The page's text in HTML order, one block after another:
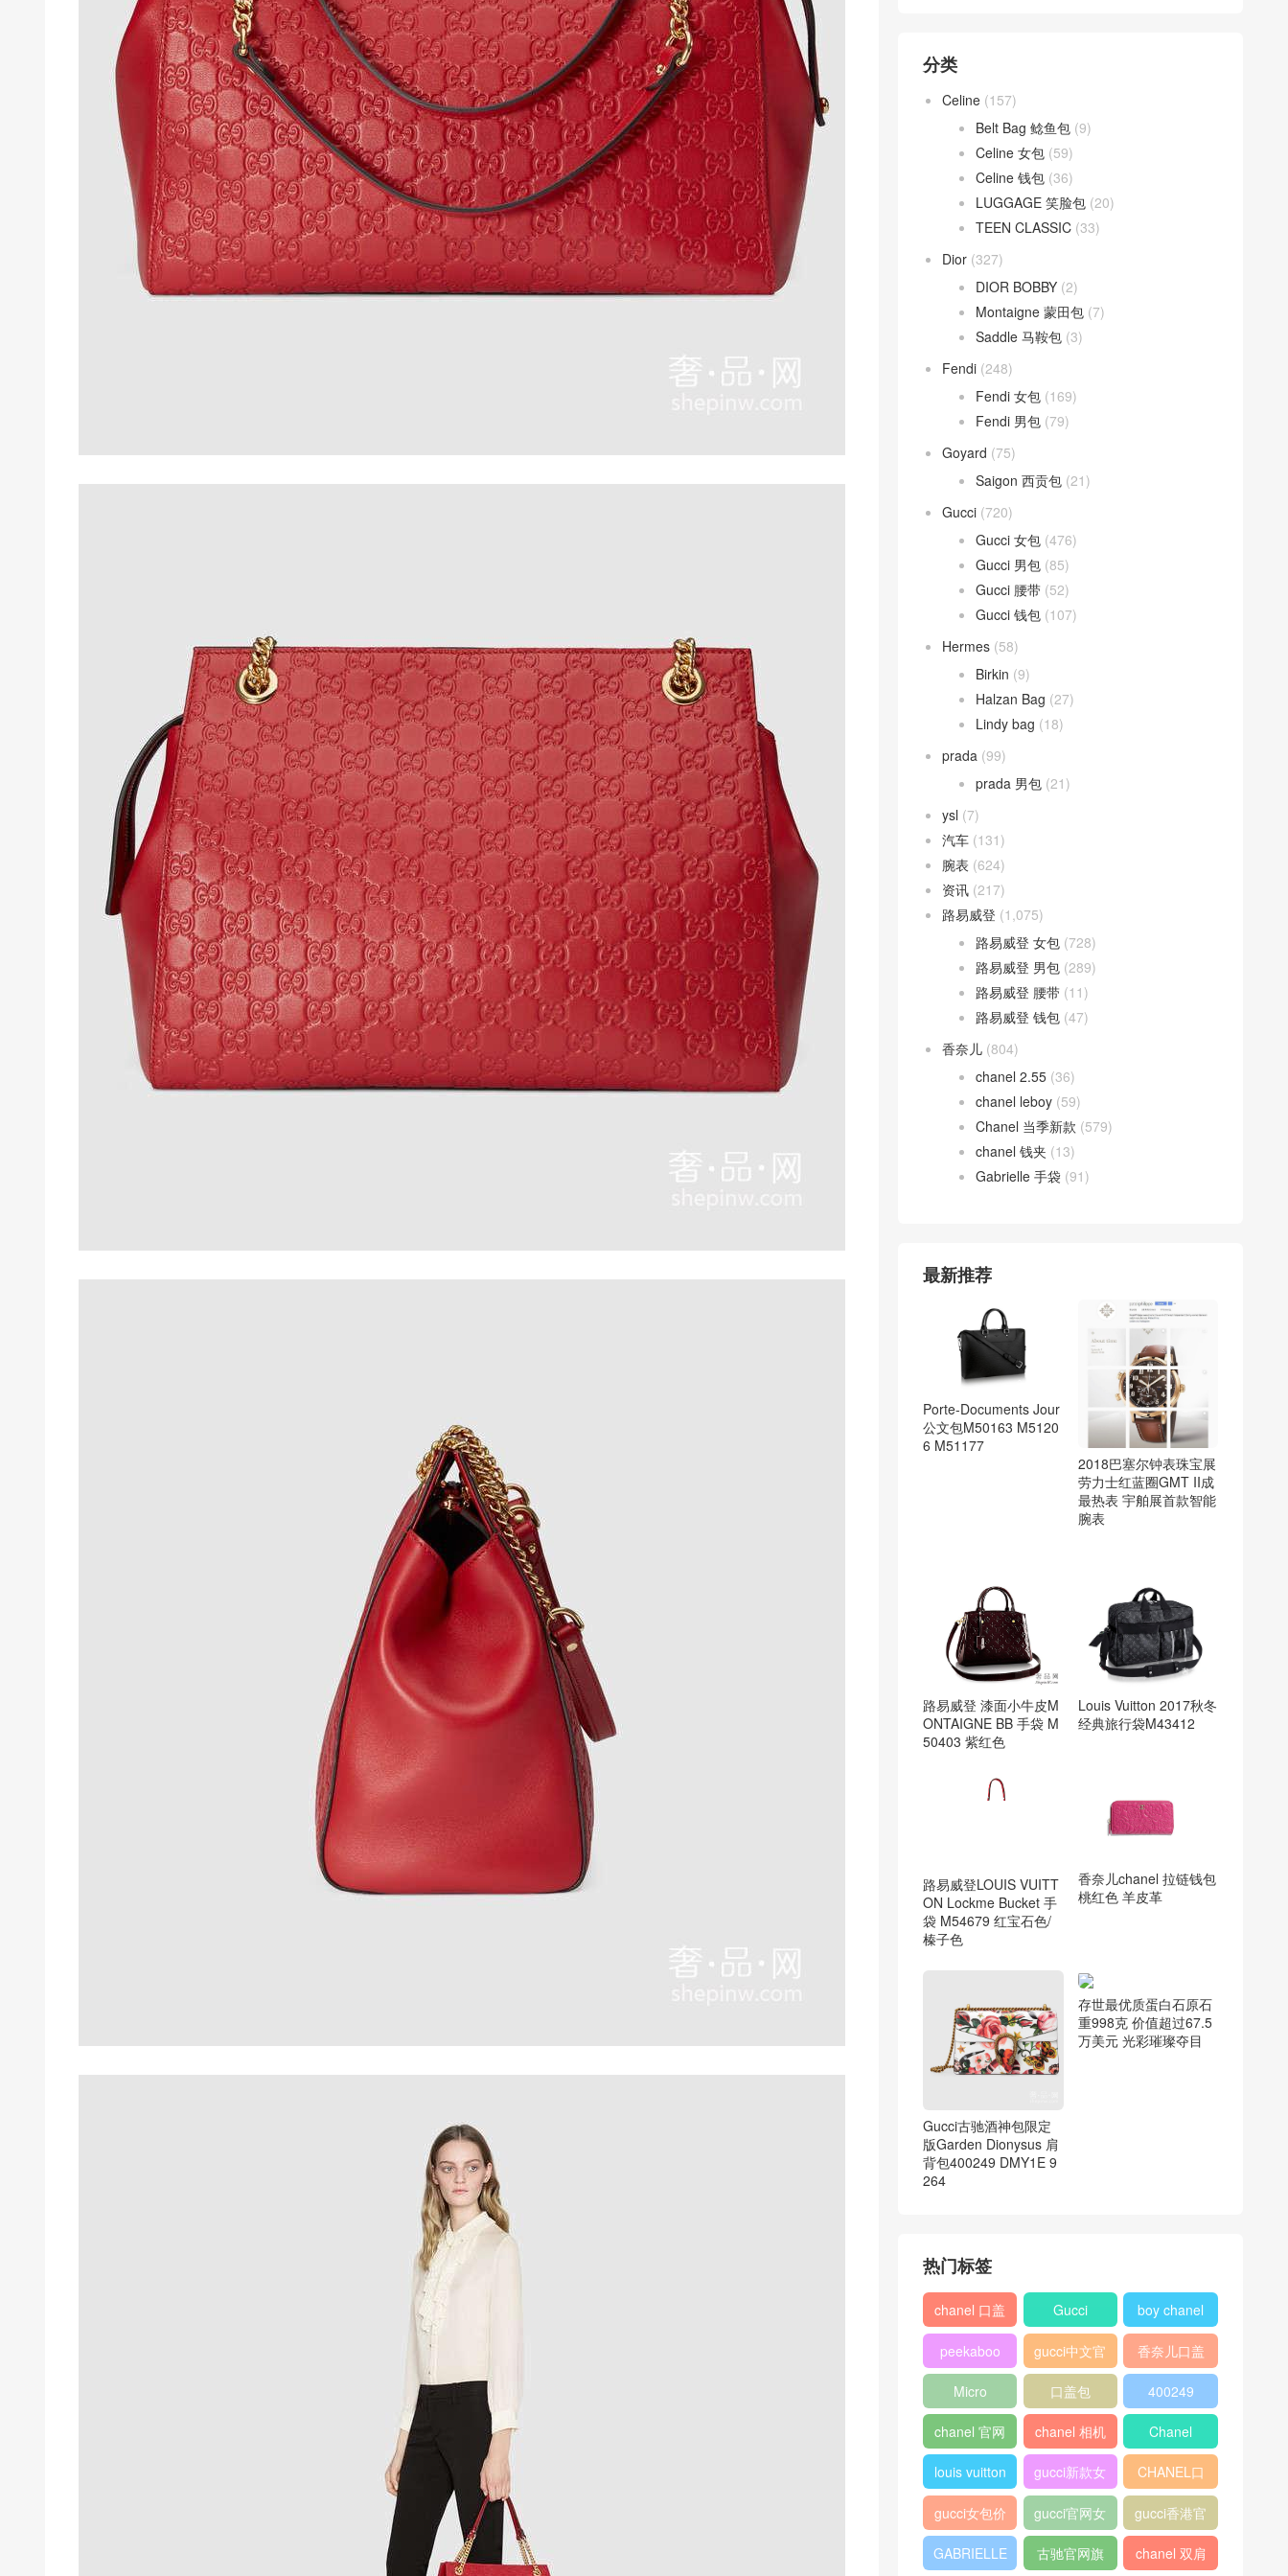
分类
Celine (157)
Belt Bag 鲶鱼包 (9)
Celine 女包 (59)
Celine 钱包 (36)
LUGGAGE 笑脸包 (20)
TEEN CLASSIC (33)
Dior (327)
DIOR BOBBY (2)
Montaigne 蒙田包 (7)
Saddle 马鞍包 (3)
Fendi (248)
Fendi 女包 (169)
Fendi 男包 (79)
Goyard (75)
Saigon 西贡包 (21)
Gucci (720)
Gucci 女包 (476)
Gucci 男包 (85)
Gucci 腰带 (52)
Gucci 钱包 (107)
Hermes (58)
Birkin (9)
Halzan Bag (27)
Lindy bag (18)
prada (99)
prada 男包 (21)
ysl (7)
汽车 (131)
腕表 (624)
资讯 (217)
路易威登 (1,075)
路易威登 女包 (728)
路易威登 男包 (289)
路易威登 腰带 (11)
路易威登 钱包 (47)
香奈儿 (804)
chanel 2.55 (36)
chanel leboy (59)
Chanel 当季新款 (579)
chanel 钱夹 (13)
Gabrielle 手袋 (91)
最新推荐
Porte-Documents Jour
公文包M50163 M5120
6 M51177
2018巴塞尔钟表珠宝展
劳力士红蓝圈GMT II成
最热表 宇舶展首款智能
腕表
路易威登 漆面小牛皮M
ONTAIGNE BB 手袋 M
50403 紫红色
Louis Vuitton 2017秋冬
经典旅行袋M43412
路易威登LOUIS VUITT
ON Lockme Bucket 手
袋 M54679 红宝石色/
榛子色
香奈儿chanel 拉链钱包
桃红色 羊皮革
Gucci古驰酒神包限定
版Garden Dionysus 肩
背包400249 DMY1E 9
264
存世最优质蛋白石原石
重998克 价值超过67.5
万美元 光彩璀璨夺目
热门标签
chanel 口盖
包
Gucci
boy chanel
口盖包
peekaboo
gucci中文官
网
香奈儿口盖
包2018
Micro
Luggage
口盖包 400249
chanel 官网
chanel 相机
包
Chanel
louis vuitton
gucci新款女
包
CHANEL口
盖包
gucci女包价
格
gucci官网女
包
gucci香港官
网
GABRIELLE
古驰官网旗
chanel 双肩